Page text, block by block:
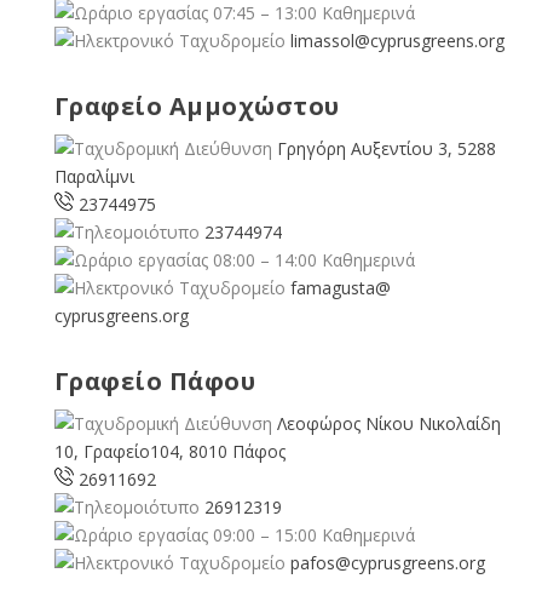
07:45 – 13:00 Καθημερινά
limassol@cyprusgreens.org
Γραφείο Αμμοχώστου
Γρηγόρη Αυξεντίου 3, 5288
Παραλίμνι
23744975
23744974
08:00 – 14:00 Καθημερινά
famagusta@
cyprusgreens.org
Γραφείο Πάφου
Λεοφώρος Νίκου Νικολαίδη
10, Γραφείο104, 8010 Πάφος
26911692
26912319
09:00 – 15:00 Καθημερινά
pafos@cyprusgreens.org